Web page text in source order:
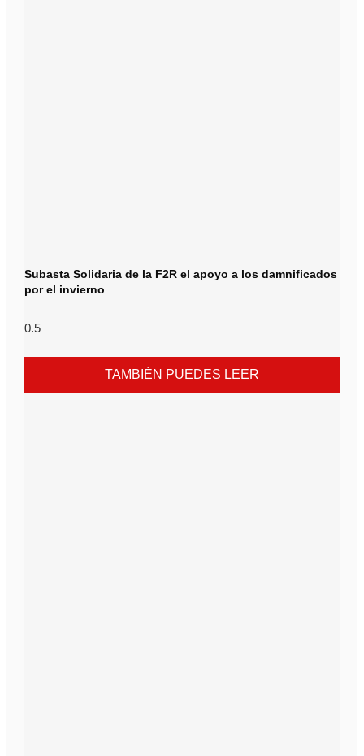
Subasta Solidaria de la F2R el apoyo a los damnificados
por el invierno
TAMBIÉN PUEDES LEER